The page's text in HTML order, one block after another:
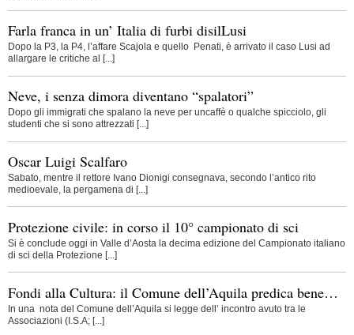
Farla franca in un’ Italia di furbi disilLusi
Dopo la P3, la P4, l’affare Scajola e quello Penati, è arrivato il caso Lusi ad
allargare le critiche al [...]
Neve, i senza dimora diventano “spalatori”
Dopo gli immigrati che spalano la neve per uncaffè o qualche spicciolo, gli
studenti che si sono attrezzati [...]
Oscar Luigi Scalfaro
Sabato, mentre il rettore Ivano Dionigi consegnava, secondo l’antico rito
medioevale, la pergamena di [...]
Protezione civile: in corso il 10° campionato di sci
Si è conclude oggi in Valle d’Aosta la decima edizione del Campionato italiano
di sci della Protezione [...]
Fondi alla Cultura: il Comune dell’Aquila predica bene…
In una nota del Comune dell’Aquila si legge dell’ incontro avuto tra le
Associazioni (I.S.A; [...]